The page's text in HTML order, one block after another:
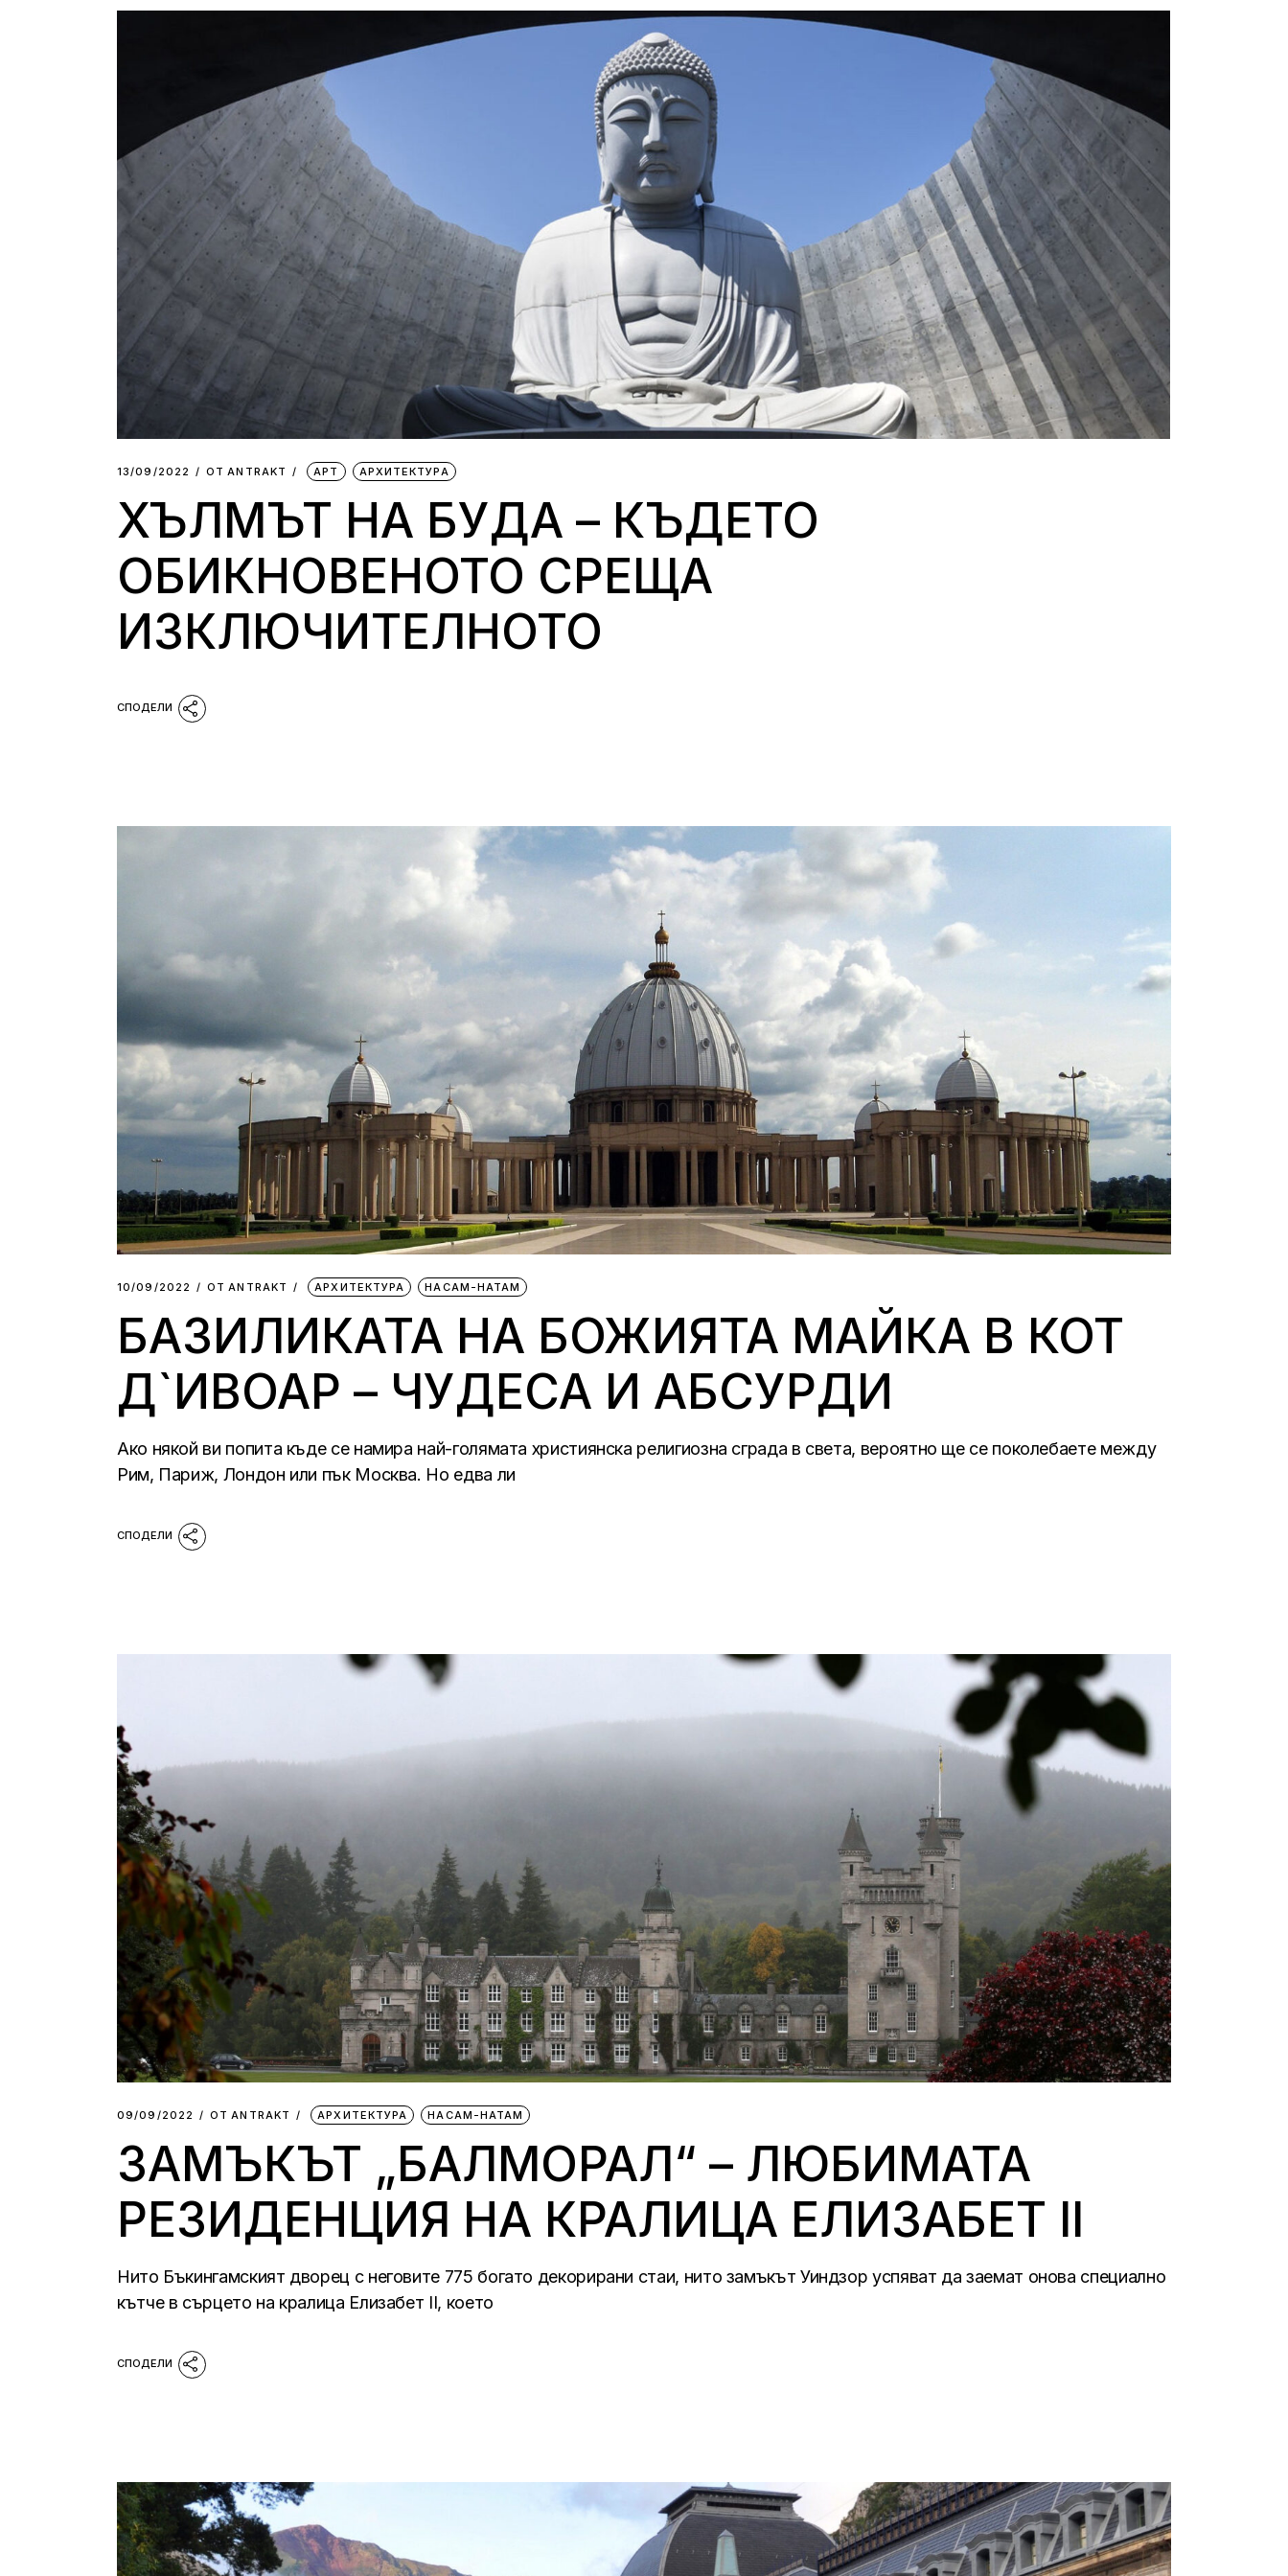
Силни жени
13/09/2022 ОТ АNTRAKT АРТ АРХИТЕКТУРА
ХЪЛМЪТ НА БУДА – КЪДЕТО
ОБИКНОВЕНОТО СРЕЩА
ИЗКЛЮЧИТЕЛНОТО
10/09/2022 ОТ АNTRAKT АРХИТЕКТУРА НАСАМ-НАТАМ
БАЗИЛИКАТА НА БОЖИЯТА МАЙКА В КОТ
Д`ИВОАР – ЧУДЕСА И АБСУРДИ
Ако някой ви попита къде се намира най-голямата християнска религиозна сграда в света, вероятно ще се поколебаете между
Рим, Париж, Лондон или пък Москва. Но едва ли
09/09/2022 ОТ АNTRAKT АРХИТЕКТУРА НАСАМ-НАТАМ
ЗАМЪКЪТ „БАЛМОРАЛ“ – ЛЮБИМАТА
РЕЗИДЕНЦИЯ НА КРАЛИЦА ЕЛИЗАБЕТ II
Нито Бъкингамският дворец с неговите 775 богато декорирани стаи, нито замъкът Уиндзор успяват да заемат онова специално
кътче в сърцето на кралица Елизабет II, което